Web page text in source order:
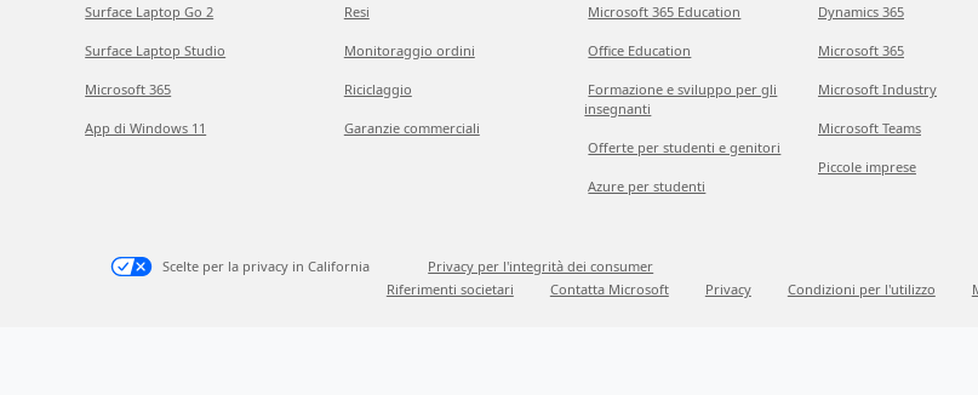
Surface Laptop Go 2
Surface Laptop Studio
Microsoft 365
App di Windows 11
Resi
Monitoraggio ordini
Riciclaggio
Garanzie commerciali
Microsoft 365 Education
Office Education
Formazione e sviluppo per gli
insegnanti
Offerte per studenti e genitori
Azure per studenti
Dynamics 365
Microsoft 365
Microsoft Industry
Microsoft Teams
Piccole imprese
Scelte per la privacy in California
Privacy per l'integrità dei consumer
Riferimenti societari
Contatta Microsoft Privacy Condizioni per l'utilizzo